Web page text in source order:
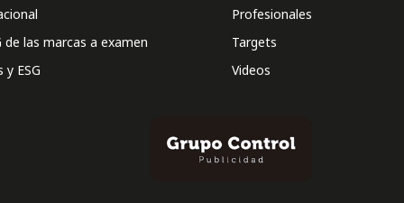
de las marcas a examen
y ESG
Profesionales
Targets
Videos